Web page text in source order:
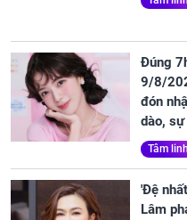
Đúng
9/8/
đón
dào,
Tâm
'Đệ
Lâm